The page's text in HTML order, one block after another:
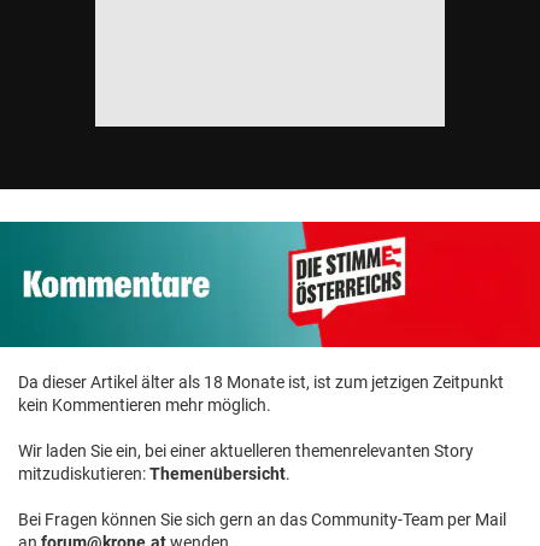
Da dieser Artikel älter als 18 Monate ist, ist zum jetzigen Zeitpunkt
kein Kommentieren mehr möglich.
Wir laden Sie ein, bei einer aktuelleren themenrelevanten Story
mitzudiskutieren:Themenübersicht.
Bei Fragen können Sie sich gern an das Community-Team per Mail
an forum@krone.atwenden.